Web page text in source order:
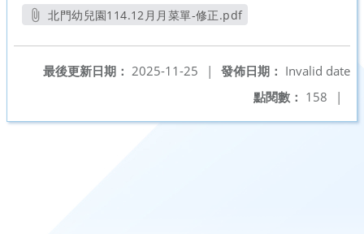
北門幼兒園114.12月月菜單-修正.pdf
發佈日期： Invalid date
最後更新日期： 2025-11-25
|
點閱數： 158 |